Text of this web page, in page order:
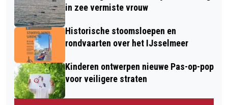
in zee vermiste vrouw
Historische stoomsloepen en
rondvaarten over het IJsselmeer
Kinderen ontwerpen nieuwe Pas-op-pop
voor veiligere straten